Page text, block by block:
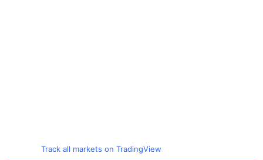
Track all markets on TradingView